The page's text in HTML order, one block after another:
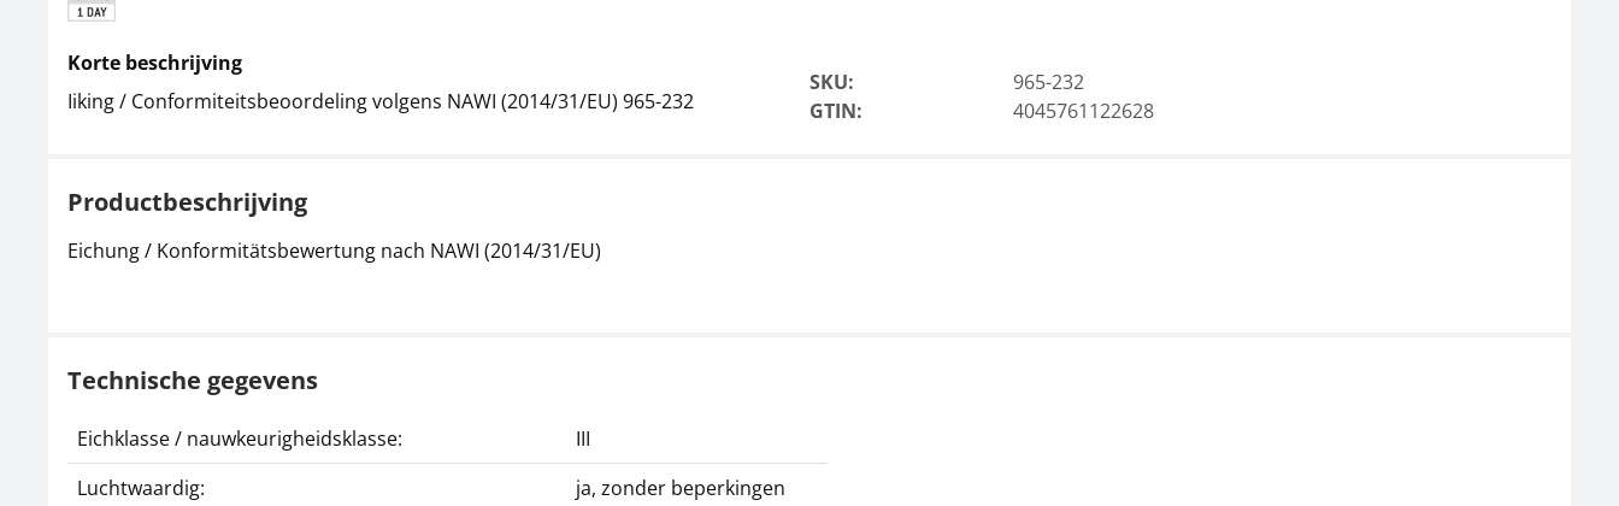
Korte beschrijving
Iiking / Conformiteitsbeoordeling volgens NAWI (2014/31/EU) 965-232
SKU:
965-232
GTIN:
4045761122628
Productbeschrijving
Eichung / Konformitätsbewertung nach NAWI (2014/31/EU)
Technische gegevens
Eichklasse / nauwkeurigheidsklasse:
III
Luchtwaardig:
ja, zonder beperkingen